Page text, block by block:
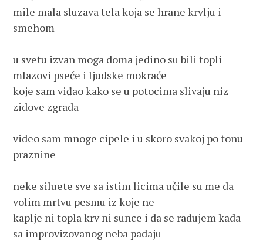
mile mala sluzava tela koja se hrane krvlju i
smehom
u svetu izvan moga doma jedino su bili topli
mlazovi pseće i ljudske mokraće
koje sam viđao kako se u potocima slivaju niz
zidove zgrada
video sam mnoge cipele i u skoro svakoj po tonu
praznine
neke siluete sve sa istim licima učile su me da
volim mrtvu pesmu iz koje ne
kaplje ni topla krv ni sunce i da se radujem kada
sa improvizovanog neba padaju